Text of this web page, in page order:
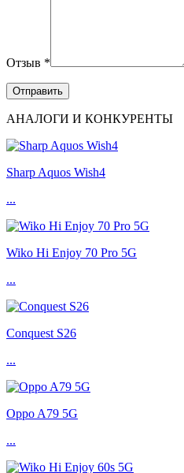
Отзыв *
АНАЛОГИ И КОНКУРЕНТЫ
Sharp Aquos Wish4
...
Wiko Hi Enjoy 70 Pro 5G
...
Conquest S26
...
Oppo A79 5G
...